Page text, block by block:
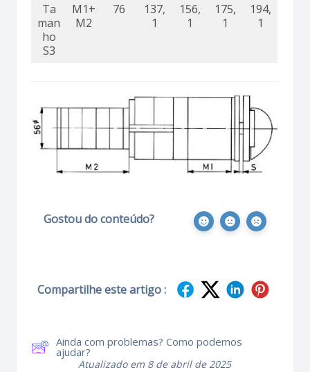
Ta
man
ho
S3
M1+
M2
76
137,
1
156,
1
175,
1
194,
1
Gostou do conteúdo?
Compartilhe este artigo :
Ainda com problemas? Como podemos
ajudar?
Atualizado em 8 de abril de 2025